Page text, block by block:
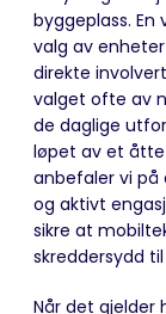
byggeplass.
valg av
direkte
valget ofte av
de daglige
løpet av et
anbefaler vi
og aktivt
sikre at
skreddersydd
Når det gjelder